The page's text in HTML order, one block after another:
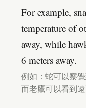
For example,
temperature of
away, while
6 meters away.
例如：蛇可以察
而老鷹可以看到遠